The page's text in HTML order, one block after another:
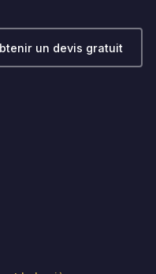
un devis gratuit